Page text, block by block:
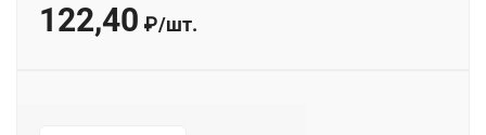
122,40 ₽/шт.